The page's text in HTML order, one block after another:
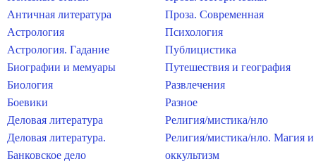
Античная литература
Астрология
Астрология. Гадание
Биографии и мемуары
Биология
Боевики
Деловая литература
Деловая литература.
Банковское дело
Проза. Современная
Психология
Публицистика
Путешествия и география
Развлечения
Разное
Религия/мистика/нло
Религия/мистика/нло. Магия и
оккультизм